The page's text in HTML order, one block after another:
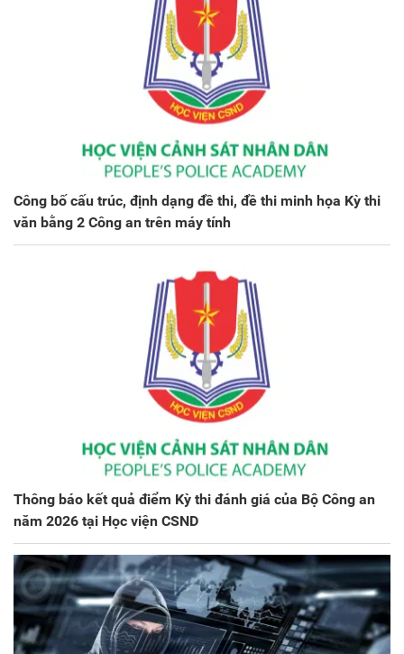
Công bố cấu trúc, định dạng đề thi, đề thi minh họa Kỳ thi
văn bằng 2 Công an trên máy tính
Thông báo kết quả điểm Kỳ thi đánh giá của Bộ Công an
năm 2026 tại Học viện CSND